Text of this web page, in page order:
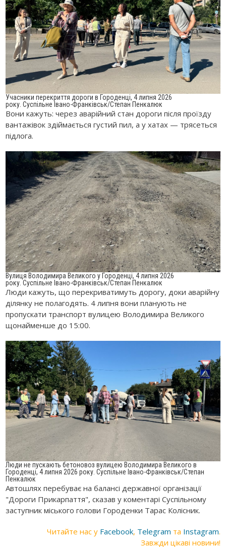
Учасники перекриття дороги в Городенці, 4 липня 2026
року. Суспільне Івано-Франківськ/Степан Пенкалюк
Вони кажуть: через аварійний стан дороги після проїзду
вантажівок здіймається густий пил, а у хатах — трясеться
підлога.
Вулиця Володимира Великого у Городенці, 4 липня 2026
року. Суспільне Івано-Франківськ/Степан Пенкалюк
Люди кажуть, що перекриватимуть дорогу, доки аварійну
ділянку не полагодять. 4 липня вони планують не
пропускати транспорт вулицею Володимира Великого
щонайменше до 15:00.
Люди не пускають бетоновоз вулицею Володимира Великого в
Городенці, 4 липня 2026 року. Суспільне Івано-Франківськ/Степан
Пенкалюк
Автошлях перебуває на балансі державної організації
"Дороги Прикарпаття", сказав у коментарі Суспільному
заступник міського голови Городенки Тарас Колісник.
Читайте нас у Facebook, Telegram та Instagram.
Завжди цікаві новини!